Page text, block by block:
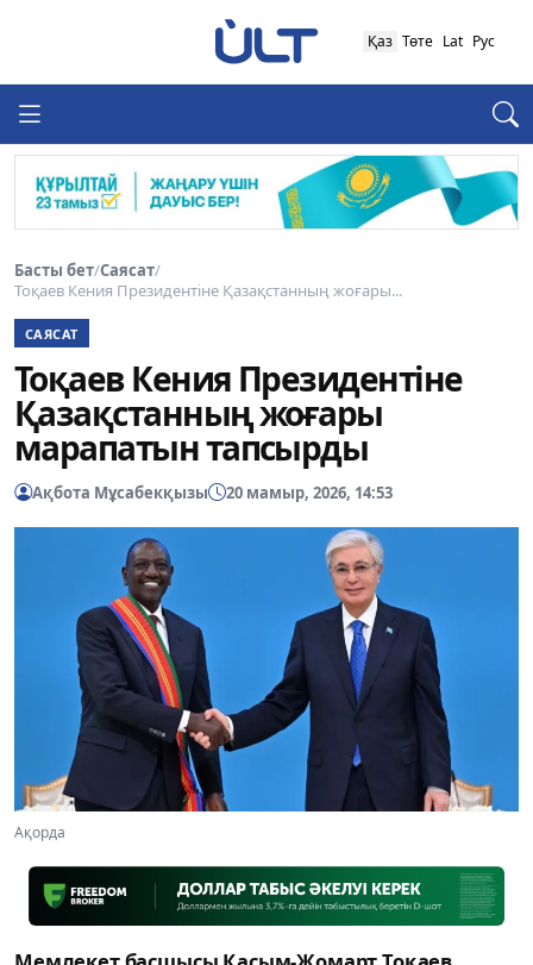
Қаз Төте Lat Рус
Басты бет/Саясат/
Тоқаев Кения Президентіне Қазақстанның жоғары...
САЯСАТ
Тоқаев Кения Президентіне
Қазақстанның жоғары
марапатын тапсырды
Ақбота Мұсабекқызы 20 мамыр, 2026, 14:53
Ақорда